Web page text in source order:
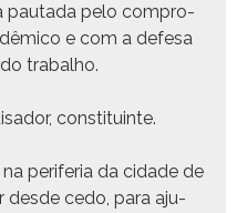
pau­ta­da pelo com­pro­
e com a defe­sa
trabalho.
constituinte.
per­ife­ria da cidade de
des­de cedo, para aju­